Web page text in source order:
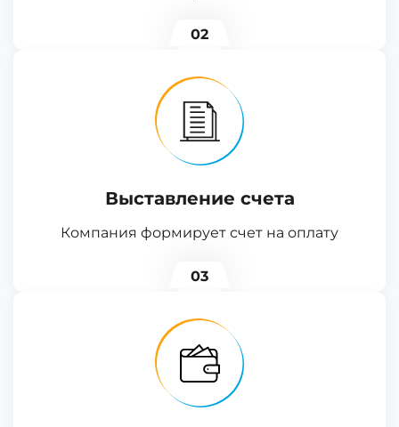
02
Выставление счета
Компания формирует счет на оплату
03